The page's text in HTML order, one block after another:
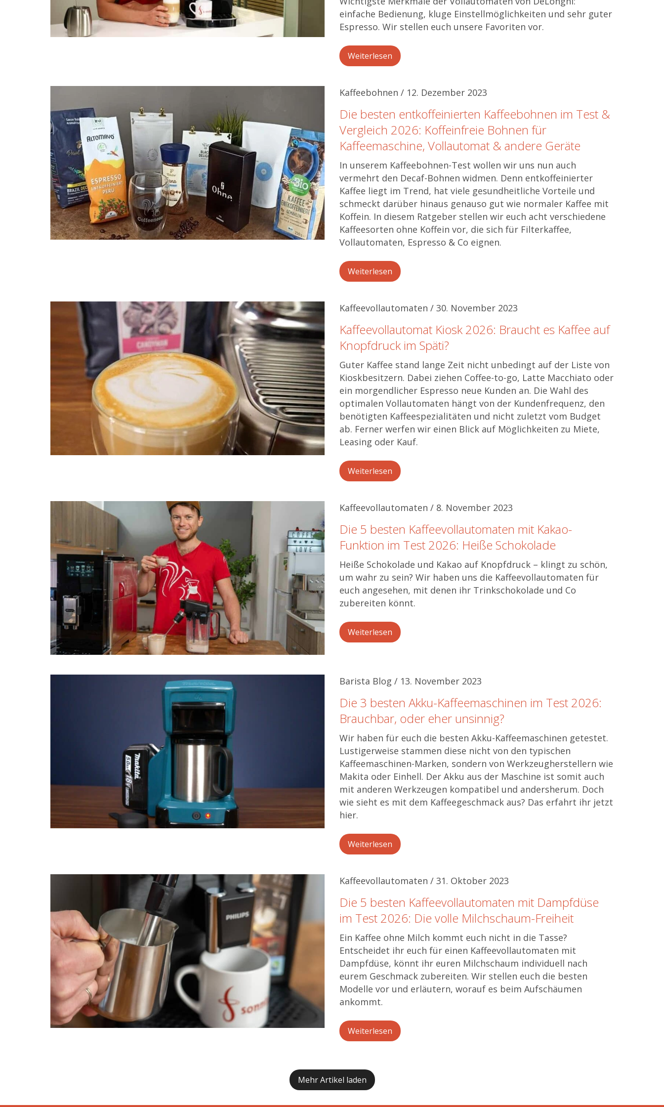
einfache Bedienung, kluge Einstellmöglichkeiten und sehr guter
Espresso. Wir stellen euch unsere Favoriten vor.
Weiterlesen
Kaffeebohnen / 12. Dezember 2023
Die besten entkoffeinierten Kaffeebohnen im Test &
Vergleich 2026: Koffeinfreie Bohnen für
Kaffeemaschine, Vollautomat & andere Geräte
In unserem Kaffeebohnen-Test wollen wir uns nun auch
vermehrt den Decaf-Bohnen widmen. Denn entkoffeinierter
Kaffee liegt im Trend, hat viele gesundheitliche Vorteile und
schmeckt darüber hinaus genauso gut wie normaler Kaffee mit
Koffein. In diesem Ratgeber stellen wir euch acht verschiedene
Kaffeesorten ohne Koffein vor, die sich für Filterkaffee,
Vollautomaten, Espresso & Co eignen.
Weiterlesen
Kaffeevollautomaten / 30. November 2023
Kaffeevollautomat Kiosk 2026: Braucht es Kaffee auf
Knopfdruck im Späti?
Guter Kaffee stand lange Zeit nicht unbedingt auf der Liste von
Kioskbesitzern. Dabei ziehen Coffee-to-go, Latte Macchiato oder
ein morgendlicher Espresso neue Kunden an. Die Wahl des
optimalen Vollautomaten hängt von der Kundenfrequenz, den
benötigten Kaffeespezialitäten und nicht zuletzt vom Budget
ab. Ferner werfen wir einen Blick auf Möglichkeiten zu Miete,
Leasing oder Kauf.
Weiterlesen
Kaffeevollautomaten / 8. November 2023
Die 5 besten Kaffeevollautomaten mit Kakao-
Funktion im Test 2026: Heiße Schokolade
Heiße Schokolade und Kakao auf Knopfdruck – klingt zu schön,
um wahr zu sein? Wir haben uns die Kaffeevollautomaten für
euch angesehen, mit denen ihr Trinkschokolade und Co
zubereiten könnt.
Weiterlesen
Barista Blog / 13. November 2023
Die 3 besten Akku-Kaffeemaschinen im Test 2026:
Brauchbar, oder eher unsinnig?
Wir haben für euch die besten Akku-Kaffeemaschinen getestet.
Lustigerweise stammen diese nicht von den typischen
Kaffeemaschinen-Marken, sondern von Werkzeugherstellern wie
Makita oder Einhell. Der Akku aus der Maschine ist somit auch
mit anderen Werkzeugen kompatibel und andersherum. Doch
wie sieht es mit dem Kaffeegeschmack aus? Das erfahrt ihr jetzt
hier.
Weiterlesen
Kaffeevollautomaten / 31. Oktober 2023
Die 5 besten Kaffeevollautomaten mit Dampfdüse
im Test 2026: Die volle Milchschaum-Freiheit
Ein Kaffee ohne Milch kommt euch nicht in die Tasse?
Entscheidet ihr euch für einen Kaffeevollautomaten mit
Dampfdüse, könnt ihr euren Milchschaum individuell nach
eurem Geschmack zubereiten. Wir stellen euch die besten
Modelle vor und erläutern, worauf es beim Aufschäumen
ankommt.
Weiterlesen
Mehr Artikel laden